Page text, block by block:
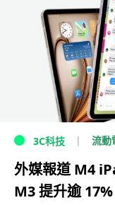
3C科技 流動
外媒報道 M4
M3 提升逾 17%